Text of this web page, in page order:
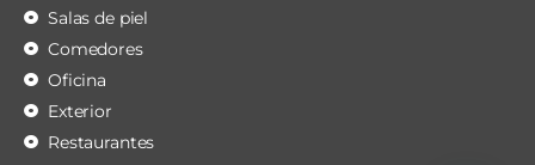
Salas de piel
Comedores
Oficina
Exterior
Restaurantes